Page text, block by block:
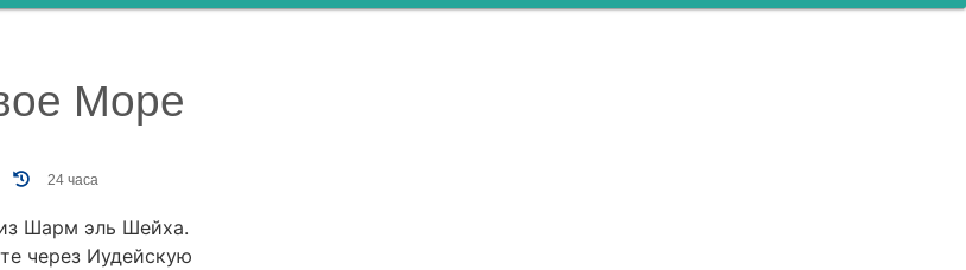
Море
24 часа
Шарм эль Шейха.
через Иудейскую